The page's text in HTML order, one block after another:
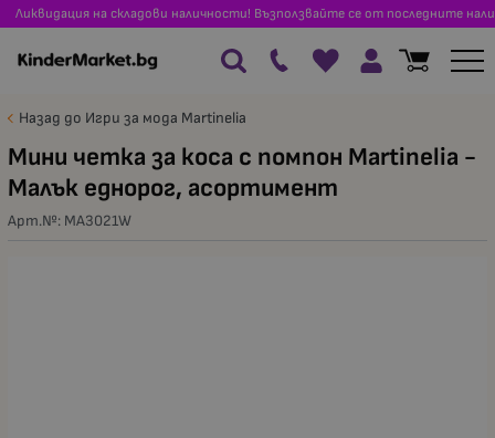
Ликвидация на складови наличности! Възползвайте се от последните
Назад до Игри за мода Martinelia
Mини четка за коса с помпон Martinelia -
Малък еднорог, асортимент
Арт.№: MA3021W